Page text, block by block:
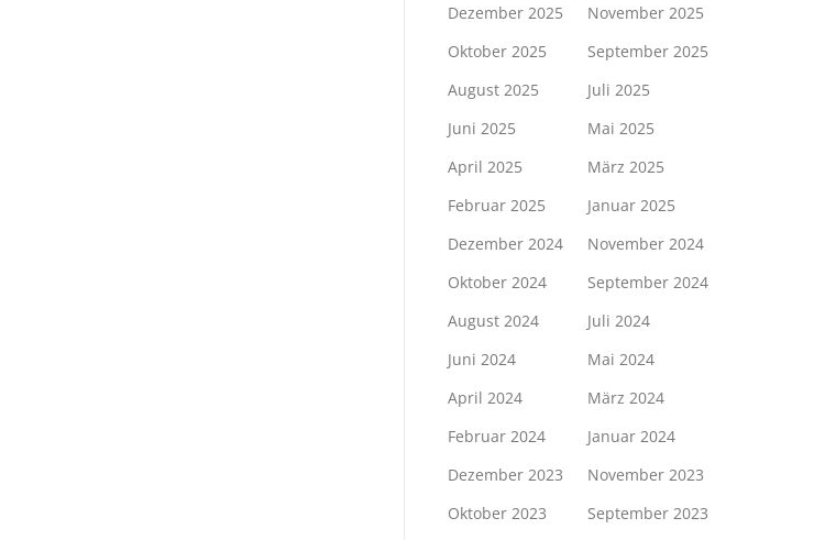
Dezember 2025
November 2025
Oktober 2025
September 2025
August 2025
Juli 2025
Juni 2025
Mai 2025
April 2025
März 2025
Februar 2025
Januar 2025
Dezember 2024
November 2024
Oktober 2024
September 2024
August 2024
Juli 2024
Juni 2024
Mai 2024
April 2024
März 2024
Februar 2024
Januar 2024
Dezember 2023
November 2023
Oktober 2023
September 2023